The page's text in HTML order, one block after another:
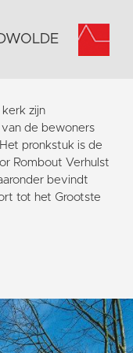
zijn
de bewoners
pronkstuk is de
Rombout Verhulst
bevindt
tot het Grootste